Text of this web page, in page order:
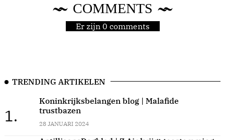
COMMENTS
Er zijn 0 comments
TRENDING ARTIKELEN
1.
Koninkrijksbelangen blog | Malafide
trustbazen
28 JANUARI 2024